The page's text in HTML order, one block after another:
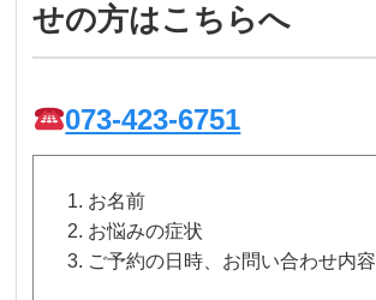
せの方はこちらへ
073-423-6751
お名前
お悩みの症状
ご予約の日時、お問い合わせ内容